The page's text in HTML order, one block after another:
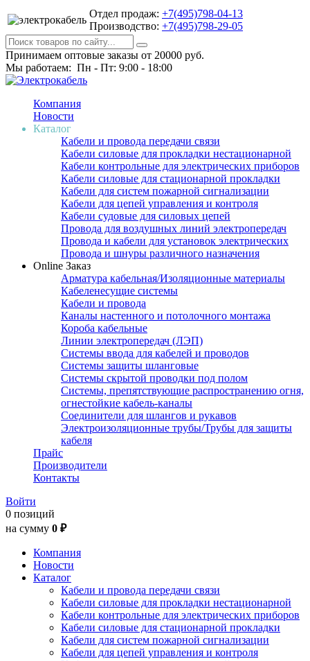
Отдел продаж: +7(495)798-04-13
Производство: +7(495)798-29-05
Принимаем оптовые заказы от 20000 руб.
Мы работаем: Пн - Пт: 9:00 - 18:00
Компания
Новости
Каталог
Кабели и провода передачи связи
Кабели силовые для прокладки нестационарной
Кабели контрольные для электрических приборов
Кабели силовые для стационарной прокладки
Кабели для систем пожарной сигнализации
Кабели для цепей управления и контроля
Кабели судовые для силовых цепей
Провода для воздушных линий электропередач
Провода и кабели для установок электрических
Провода и шнуры различного назначения
Online Заказ
Арматура кабельная/Изоляционные материалы
Кабеленесущие системы
Кабели и провода
Каналы настенного и потолочного монтажа
Короба кабельные
Линии электропередач (ЛЭП)
Системы ввода для кабелей и проводов
Системы защиты шланговые
Системы скрытой проводки под полом
Системы, препятствующие распространению огня,
огнестойкие кабель-каналы
Соединители для шлангов и рукавов
Электроизоляционные трубы/Трубы для защиты
кабеля
Прайс
Производители
Контакты
Войти
0 позиций
на сумму 0 ₽
Компания
Новости
Каталог
Кабели и провода передачи связи
Кабели силовые для прокладки нестационарной
Кабели контрольные для электрических приборов
Кабели силовые для стационарной прокладки
Кабели для систем пожарной сигнализации
Кабели для цепей управления и контроля